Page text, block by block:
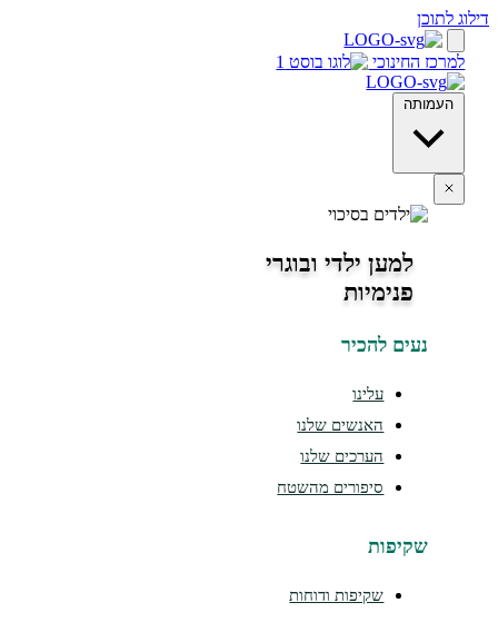
למען ילדי ובוגרי
להכיר
האנשים שלנו
הערכים שלנו
סיפורים מהשטח
שקיפות ודוחות